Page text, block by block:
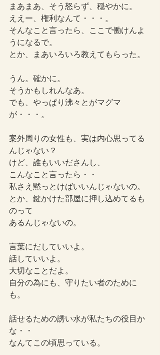
まあまあ、そう怒らず、穏やかに。
ええー、権利なんて・・・。
そんなこと言ったら、ここで働けんよ
うになるで。
とか、まあいろいろ教えてもらった。
うん。確かに。
そうかもしれんなあ。
でも、やっぱり沸々とがマグマ
が・・・。
案外周りの女性も、実は内心思ってる
んじゃない？
けど、誰もいいださんし、
こんなこと言ったら・・
私さえ黙っとけばいいんじゃないの。
とか、鍵かけた部屋に押し込めてるも
のって
あるんじゃないの。
言葉にだしていいよ。
話していいよ。
大切なことだよ。
自分の為にも、守りたい者のために
も。
話せるための誘い水が私たちの役目か
な・・
なんてこの頃思っている。